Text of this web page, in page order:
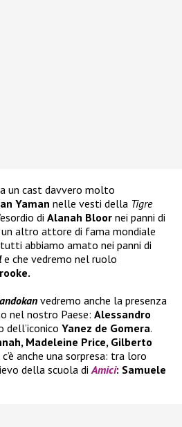
un cast davvero molto
Yaman nelle vesti della Tigre
di Alanah Bloor nei panni di
un altro attore di fama mondiale
abbiamo amato nei panni di
e che vedremo nel ruolo
vedremo anche la presenza
nel nostro Paese: Alessandro
dell’iconico Yanez de Gomera.
Madeleine Price, Gilberto
c’è anche una sorpresa: tra loro
della scuola diAmici: Samuele